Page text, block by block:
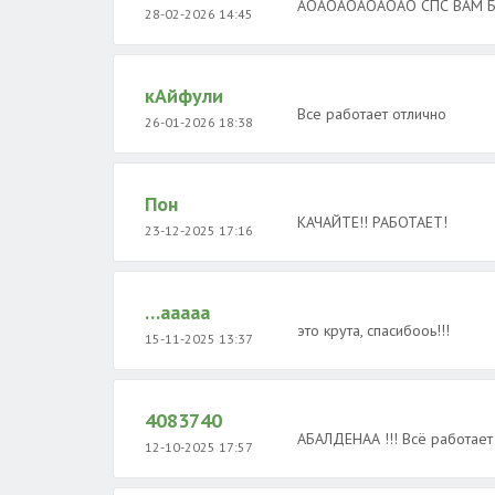
28-02-2026 14:45 АОАОАОАОАОАО СПС ВАМ
кАйфули
26-01-2026 18:38 Все работает отлично
Пон
23-12-2025 17:16 КАЧАЙТЕ!! РАБОТАЕТ!
…ааааа
15-11-2025 13:37 это крута, спасибооь!!!
4083740
12-10-2025 17:57 АБАЛДЕНАА !!! Всё работает